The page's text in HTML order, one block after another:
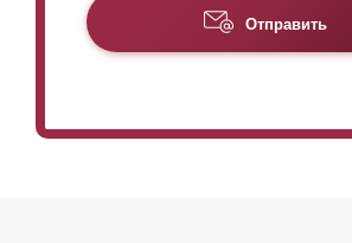
Отправить